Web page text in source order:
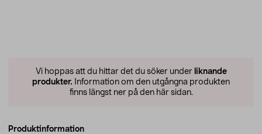
Vi hoppas att du hittar det du söker under liknande
produkter. Information om den utgångna produkten
finns längst ner på den här sidan.
Produktinformation